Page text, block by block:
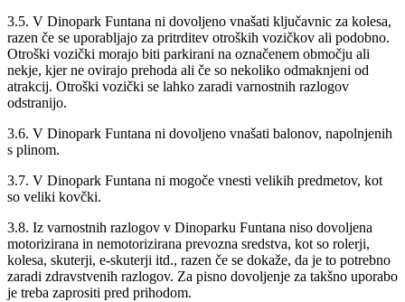
3.5. V Dinopark Funtana ni dovoljeno vnašati ključavnic za kolesa,
razen če se uporabljajo za pritrditev otroških vozičkov ali podobno.
Otroški vozički morajo biti parkirani na označenem območju ali
nekje, kjer ne ovirajo prehoda ali če so nekoliko odmaknjeni od
atrakcij. Otroški vozički se lahko zaradi varnostnih razlogov
odstranijo.
3.6. V Dinopark Funtana ni dovoljeno vnašati balonov, napolnjenih
s plinom.
3.7. V Dinopark Funtana ni mogoče vnesti velikih predmetov, kot
so veliki kovčki.
3.8. Iz varnostnih razlogov v Dinoparku Funtana niso dovoljena
motorizirana in nemotorizirana prevozna sredstva, kot so rolerji,
kolesa, skuterji, e-skuterji itd., razen če se dokaže, da je to potrebno
zaradi zdravstvenih razlogov. Za pisno dovoljenje za takšno uporabo
je treba zaprositi pred prihodom.